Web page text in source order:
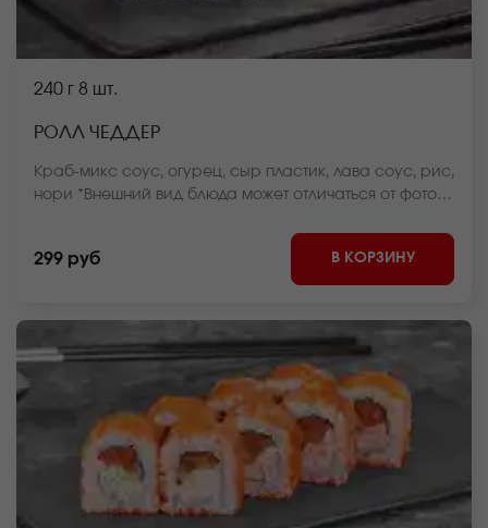
240 г 8 шт.
РОЛЛ ЧЕДДЕР
Краб-микс соус, огурец, сыр пластик, лава соус, рис,
нори *Внешний вид блюда может отличаться от фото
299 руб В КОРЗИНУ